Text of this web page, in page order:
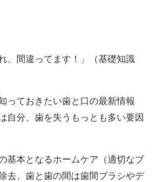
、間違ってます！」（基礎知識
っておきたい歯と口の最新情報
自分、歯を失うもっとも多い要因
基本となるホームケア（適切なブ
去、歯と歯の間は歯間ブラシやデ